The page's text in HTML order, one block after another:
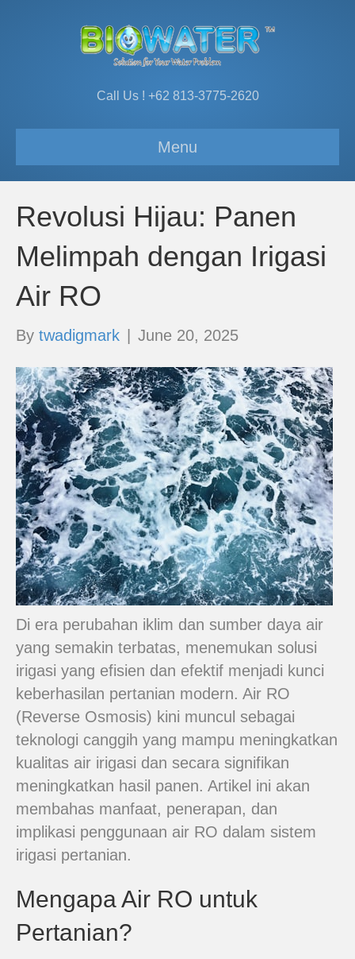
Call Us ! +62 813-3775-2620
Menu
Revolusi Hijau: Panen
Melimpah dengan Irigasi
Air RO
By twadigmark June 20, 2025
Di era perubahan iklim dan sumber daya air
yang semakin terbatas, menemukan solusi
irigasi yang efisien dan efektif menjadi kunci
keberhasilan pertanian modern. Air RO
(Reverse Osmosis) kini muncul sebagai
teknologi canggih yang mampu meningkatkan
kualitas air irigasi dan secara signifikan
meningkatkan hasil panen. Artikel ini akan
membahas manfaat, penerapan, dan
implikasi penggunaan air RO dalam sistem
irigasi pertanian.
Mengapa Air RO untuk
Pertanian?